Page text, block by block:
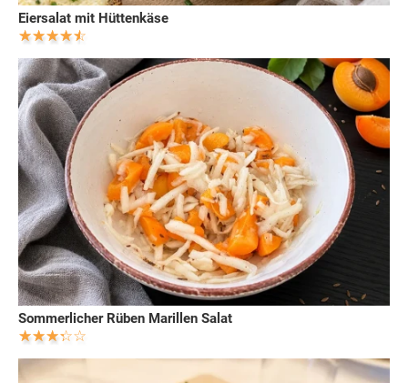
Eiersalat mit Hüttenkäse
Sommerlicher Rüben Marillen Salat